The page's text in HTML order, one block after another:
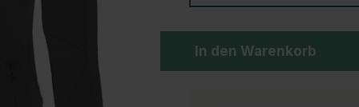
In den Warenkorb